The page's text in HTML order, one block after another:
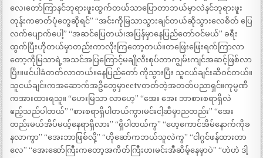
လေ၊တော်ကြာနင်ဘုရားဖူးထွက်တယ်သာပြောတာဘယ်မှာလဲနင်ဘုရားဖူး
တုန်းကဓာတ်ပုံတွေဆိုရင်” “အင်းကိုမြသာသွားချင်တယ်ဆိုသွားလေစိတ် ပြေ
လက်ပျောက်ပေါ့” “အဆင်ပြေတယ်၊အပြန်မှာနေပြည်တော်ဝင်မယ်” ခရီး
ထွက်ပြီးဟိုတယ်မှာတည်းကာလိုးကြတော့တယ်။တဖြေးဖြေးရက်ကြာလာ
တော့ကိုမြသာရဲ့အသင်အပြကြောင့်မချိုလီးစုပ်တာကျွမ်းကျင်အဆင့်ဖြစ်လာ
ပြီး။ဖင်ပါခံတတ်လာတယ်။နေပြည်တော် ကိုသွားပြီး သူငယ်ချင်းဆီဝင်တယ်။
သူငယ်ချင်းကအဆောက်အဦတွေမှာcctvတတ်တဲ့အတတ်ပညာရှင်။ကုမ္ပဏီ
ကအားထားရသူ။ “ဟေးမြသာ လာဟေ့” “အေး အေး ဘာစားစရာရှိလဲ
ဧည့်သည်ပါတယ်” “စားစရာရှိပါတယ်ကွာ၊မင်းငါ့ဆီမှာညတည်း” “အေး
တည်းမယ်အိပ်မယ့်နေရာရှိလား” “ရှိပါတယ်ကွ” “ဟေ့ကောင်အိမ်နောက်ကိုခ
နလာကွာ” “အေးဘာဖြစ်လို့” “ဟိုဆော်ကဘယ်သူလဲကွ” “ငါဂွင်ဖန်ထားတာ
လေ” “အေးဆော်ကြီးကတော့အကိတ်ကြီးဟ၊မင်းအီဆိမ့်နေမှာပဲ” “ဟဲဟဲ ဒါ့